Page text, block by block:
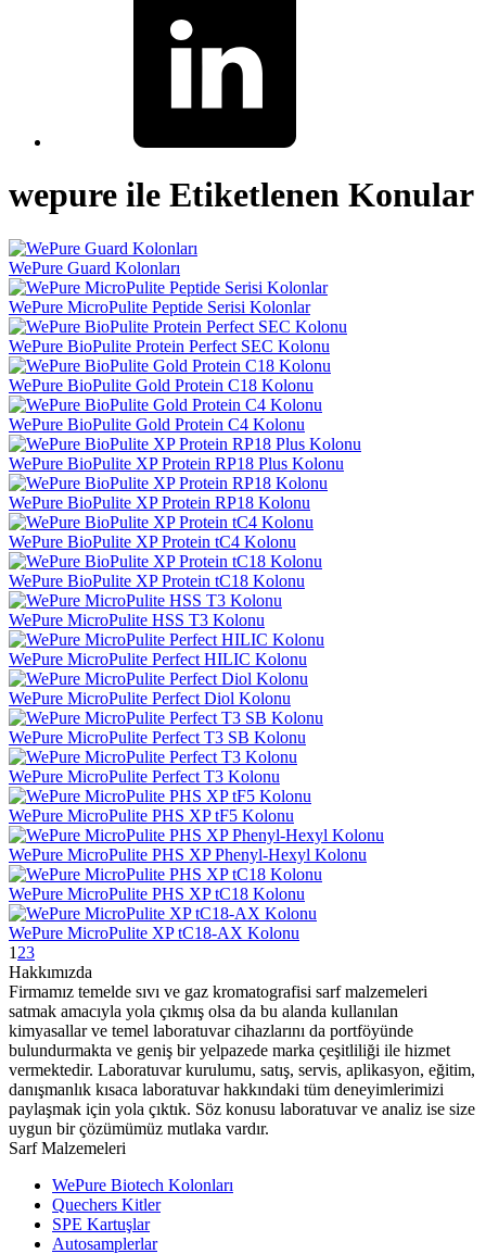
wepure ile Etiketlenen Konular
WePure Guard Kolonları
WePure MicroPulite Peptide Serisi Kolonlar
WePure BioPulite Protein Perfect SEC Kolonu
WePure BioPulite Gold Protein C18 Kolonu
WePure BioPulite Gold Protein C4 Kolonu
WePure BioPulite XP Protein RP18 Plus Kolonu
WePure BioPulite XP Protein RP18 Kolonu
WePure BioPulite XP Protein tC4 Kolonu
WePure BioPulite XP Protein tC18 Kolonu
WePure MicroPulite HSS T3 Kolonu
WePure MicroPulite Perfect HILIC Kolonu
WePure MicroPulite Perfect Diol Kolonu
WePure MicroPulite Perfect T3 SB Kolonu
WePure MicroPulite Perfect T3 Kolonu
WePure MicroPulite PHS XP tF5 Kolonu
WePure MicroPulite PHS XP Phenyl-Hexyl Kolonu
WePure MicroPulite PHS XP tC18 Kolonu
WePure MicroPulite XP tC18-AX Kolonu
1 23
Hakkımızda
Firmamız temelde sıvı ve gaz kromatografisi sarf malzemeleri
satmak amacıyla yola çıkmış olsa da bu alanda kullanılan
kimyasallar ve temel laboratuvar cihazlarını da portföyünde
bulundurmakta ve geniş bir yelpazede marka çeşitliliği ile hizmet
vermektedir. Laboratuvar kurulumu, satış, servis, aplikasyon, eğitim,
danışmanlık kısaca laboratuvar hakkındaki tüm deneyimlerimizi
paylaşmak için yola çıktık. Söz konusu laboratuvar ve analiz ise size
uygun bir çözümümüz mutlaka vardır.
Sarf Malzemeleri
WePure Biotech Kolonları
Quechers Kitler
SPE Kartuşlar
Autosamplerlar